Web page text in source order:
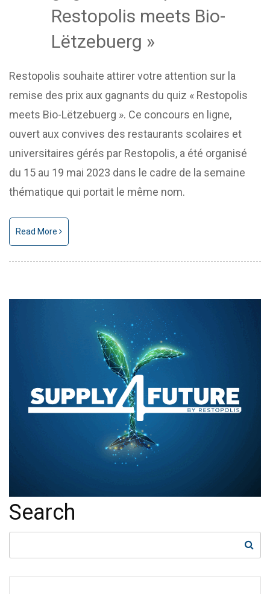
Restopolis meets Bio-
Lëtzebuerg »
Restopolis souhaite attirer votre attention sur la
remise des prix aux gagnants du quiz « Restopolis
meets Bio-Lëtzebuerg ». Ce concours en ligne,
ouvert aux convives des restaurants scolaires et
universitaires gérés par Restopolis, a été organisé
du 15 au 19 mai 2023 dans le cadre de la semaine
thématique qui portait le même nom.
Read More
Search